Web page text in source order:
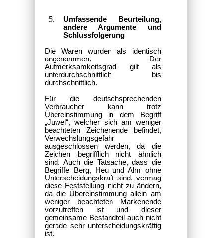
Umfassende Beurteilung,
andere Argumente und
Schlussfolgerung
Die Waren wurden als identisch
angenommen. Der
Aufmerksamkeitsgrad gilt als
unterdurchschnittlich bis
durchschnittlich.
Für die deutschsprechenden
Verbraucher kann trotz
Übereinstimmung in dem Begriff
„Juwel“, welcher sich am weniger
beachteten Zeichenende befindet,
Verwechslungsgefahr
ausgeschlossen werden, da die
Zeichen begrifflich nicht ähnlich
sind. Auch die Tatsache, dass die
Begriffe Berg, Heu und Alm ohne
Unterscheidungskraft sind, vermag
diese Feststellung nicht zu ändern,
da die Übereinstimmung allein am
weniger beachteten Markenende
vorzutreffen ist und dieser
gemeinsame Bestandteil auch nicht
gerade sehr unterscheidungskräftig
ist.